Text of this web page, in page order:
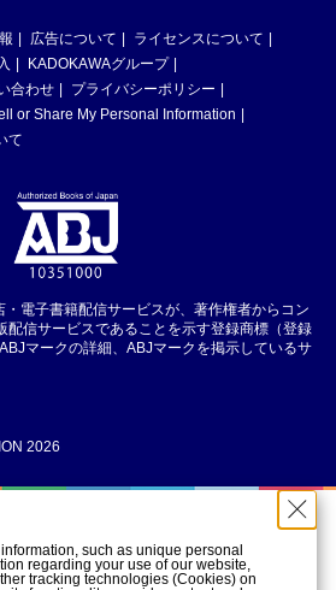
広告について
ライセンスについて
KADOKAWAグループ
合わせ
プライバシーポリシー
or Share My Personal Information
て
電子書籍配信サービスが、著作権者からコン
配信サービスであることを示す登録商標（登録
マークの詳細、ABJマークを掲示しているサ
2026
such as unique personal
regarding your use of our website,
tracking technologies (Cookies) on